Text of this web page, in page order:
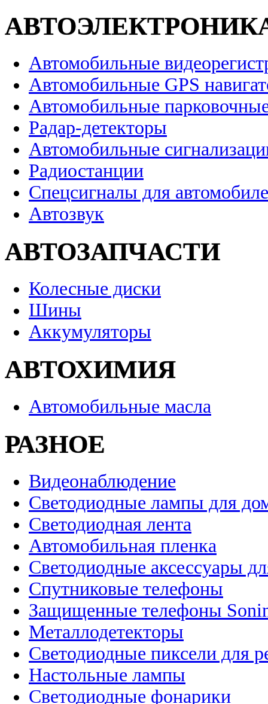
Автомобильные
Автомобильные GPS
Автомобильные
Радар-детекторы
Автомобильные
Радиостанции
Спецсигналы для
Автозвук
АВТОЗАПЧАСТИ
Колесные диски
Шины
Аккумуляторы
АВТОХИМИЯ
Автомобильные масла
РАЗНОЕ
Видеонаблюдение
Светодиодные лампы для
Светодиодная лента
Автомобильная пленка
Светодиодные аксессуары
Спутниковые телефоны
Защищенные телефоны
Металлодетекторы
Светодиодные пиксели для
Настольные лампы
Светодиодные фонарики